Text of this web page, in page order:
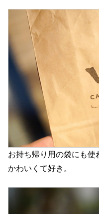
お持ち帰り用の袋にも
かわいくて好き。